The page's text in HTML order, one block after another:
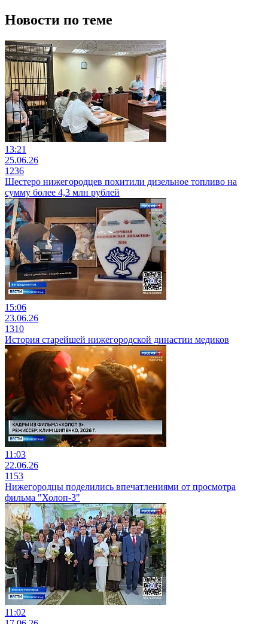
Новости по теме
13:21
25.06.26
1236
Шестеро нижегородцев похитили дизельное топливо на
сумму более 4,3 млн рублей
15:06
23.06.26
1310
История старейшей нижегородской династии медиков
11:03
22.06.26
1153
Нижегородцы поделились впечатлениями от просмотра
фильма "Холоп-3"
11:02